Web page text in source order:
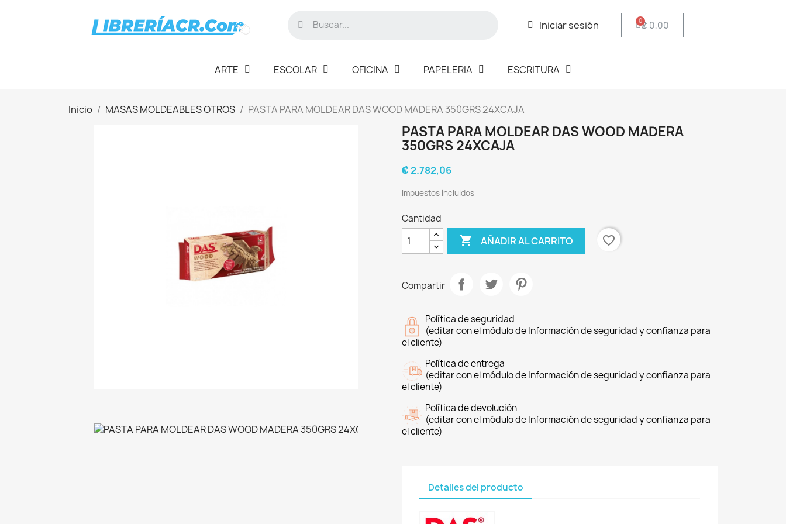
Iniciar sesión ₡ 0,00
ARTE ESCOLAR OFICINA PAPELERIA ESCRITURA
Inicio MASAS MOLDEABLES OTROS PASTA PARA MOLDEAR DAS WOOD MADERA 350GRS 24XCAJA
PASTA PARA MOLDEAR DAS WOOD MADERA
350GRS 24XCAJA
₡ 2.782,06
Impuestos incluidos
Cantidad
 AÑADIR AL CARRITO favorite_border
Compartir
Política de seguridad
(editar con el módulo de Información de seguridad y confianza para
el cliente)
Política de entrega
(editar con el módulo de Información de seguridad y confianza para
el cliente)
Política de devolución
(editar con el módulo de Información de seguridad y confianza para
el cliente)
Detalles del producto